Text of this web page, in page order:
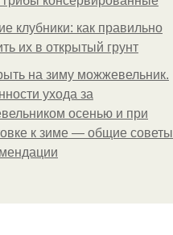
клубники: как правильно
их в открытый грунт
на зиму можжевельник.
ухода за
осенью и при
к зиме — общие советы